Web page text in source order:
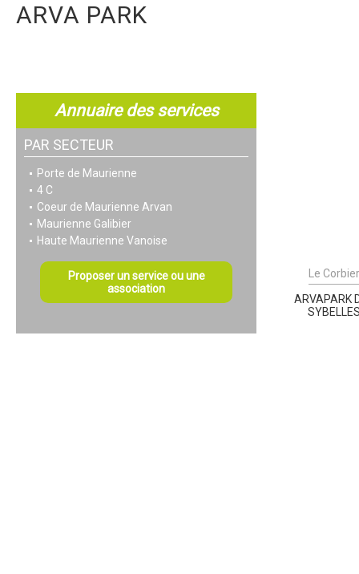
ARVA PARK
Annuaire des services
PAR SECTEUR
Porte de Maurienne
4 C
Coeur de Maurienne Arvan
Maurienne Galibier
Haute Maurienne Vanoise
Proposer un service ou une
association
Le
ARVAPARK